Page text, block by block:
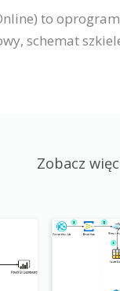
to
schemat
Zobacz